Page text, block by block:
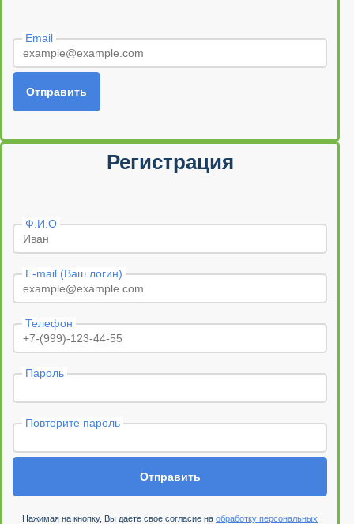
Email
Отправить
Регистрация
Ф.И.О
E-mail (Ваш логин)
Телефон
Пароль
Повторите пароль
Отправить
Нажимая на кнопку, Вы даете свое согласие на обработку персональных